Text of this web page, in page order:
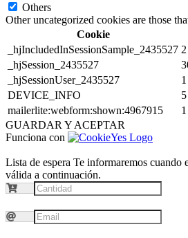
Others
Other uncategorized cookies are those
Cookie
_hjIncludedInSessionSample_2435527
_hjSession_2435527
_hjSessionUser_2435527
DEVICE_INFO
mailerlite:webform:shown:4967915
GUARDAR Y ACEPTAR
Funciona con
Lista de espera Te informaremos cuando
válida a continuación.